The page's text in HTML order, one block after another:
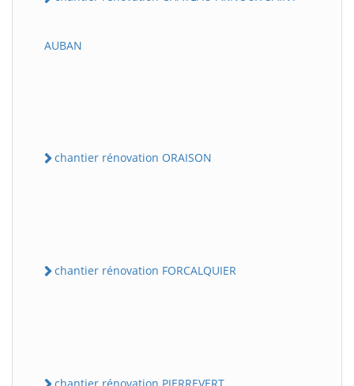
AUBAN
chantier rénovation ORAISON
chantier rénovation FORCALQUIER